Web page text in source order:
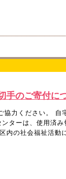
手のご寄付に
協力ください。
ターは、使用済
内の社会福祉活